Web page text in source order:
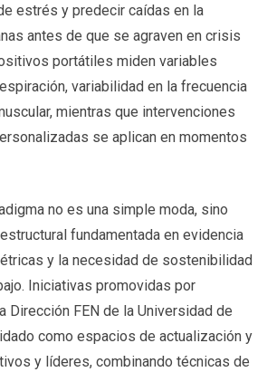
estrés y predecir caídas en la
antes de que se agraven en crisis
portátiles miden variables
variabilidad en la frecuencia
mientras que intervenciones
se aplican en momentos
no es una simple moda, sino
fundamentada en evidencia
y la necesidad de sostenibilidad
Iniciativas promovidas por
Dirección FEN de la Universidad de
como espacios de actualización y
y líderes, combinando técnicas de